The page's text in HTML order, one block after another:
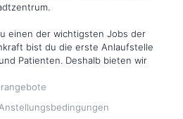
einen der wichtigsten Jobs der
bist du die erste Anlaufstelle
Patienten. Deshalb bieten wir